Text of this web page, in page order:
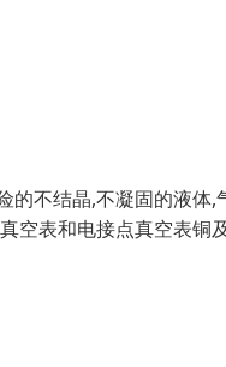
不结晶,不凝固的液体
空表和电接点真空表铜